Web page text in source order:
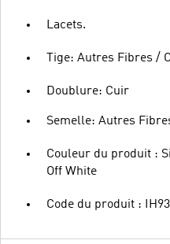
Lacets.
Tige: Autres Fibres /
Doublure: Cuir
Semelle: Autres
Couleur du produit :
Off White
Code du produit :